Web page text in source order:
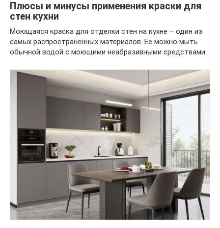
Плюсы и минусы применения краски для
стен кухни
Моющаяся краска для отделки стен на кухне – один из
самых распространенных материалов. Ее можно мыть
обычной водой с моющими неабразивными средствами.